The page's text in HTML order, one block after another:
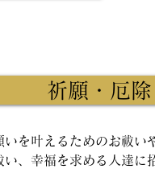
祈願・厄
いを叶えるためのお祓い
い、幸福を求める人達に